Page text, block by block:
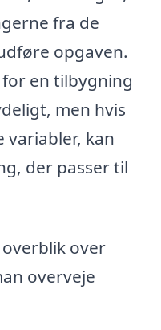
fra de
opgaven.
en tilbygning
men hvis
variabler, kan
der passer til
over
overveje